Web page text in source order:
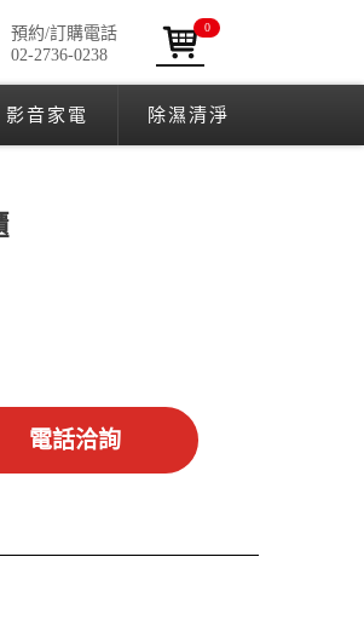
預約/訂購電話
02-2736-0238
0
影音家電 除濕清淨
電話洽詢